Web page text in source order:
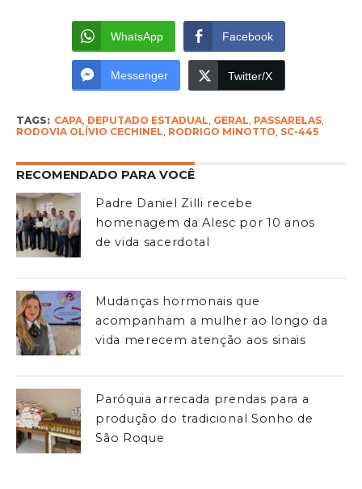
WhatsApp Facebook
Messenger Twitter/X
TAGS: CAPA, DEPUTADO ESTADUAL, GERAL, PASSARELAS,
RODOVIA OLÍVIO CECHINEL, RODRIGO MINOTTO, SC-445
RECOMENDADO PARA VOCÊ
Padre Daniel Zilli recebe
homenagem da Alesc por 10 anos
de vida sacerdotal
Mudanças hormonais que
acompanham a mulher ao longo da
vida merecem atenção aos sinais
Paróquia arrecada prendas para a
produção do tradicional Sonho de
São Roque